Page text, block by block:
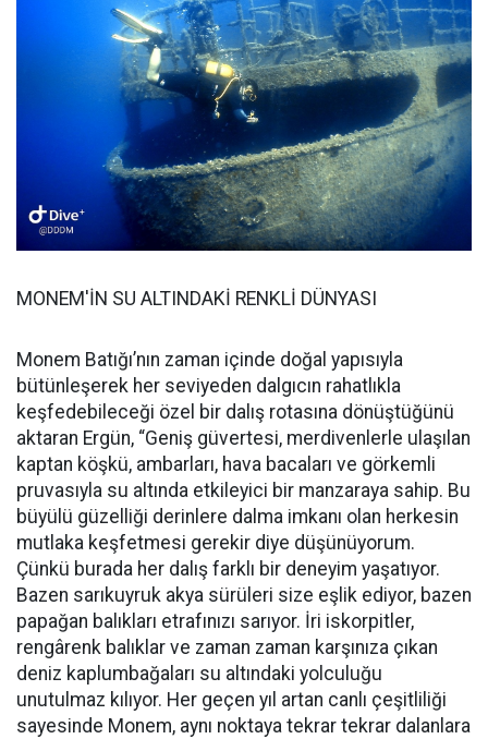
MONEM'İN SU ALTINDAKİ RENKLİ DÜNYASI
Monem Batığı’nın zaman içinde doğal yapısıyla
bütünleşerek her seviyeden dalgıcın rahatlıkla
keşfedebileceği özel bir dalış rotasına dönüştüğünü
aktaran Ergün, “Geniş güvertesi, merdivenlerle ulaşılan
kaptan köşkü, ambarları, hava bacaları ve görkemli
pruvasıyla su altında etkileyici bir manzaraya sahip. Bu
büyülü güzelliği derinlere dalma imkanı olan herkesin
mutlaka keşfetmesi gerekir diye düşünüyorum.
Çünkü burada her dalış farklı bir deneyim yaşatıyor.
Bazen sarıkuyruk akya sürüleri size eşlik ediyor, bazen
papağan balıkları etrafınızı sarıyor. İri iskorpitler,
rengârenk balıklar ve zaman zaman karşınıza çıkan
deniz kaplumbağaları su altındaki yolculuğu
unutulmaz kılıyor. Her geçen yıl artan canlı çeşitliliği
sayesinde Monem, aynı noktaya tekrar tekrar dalanlara